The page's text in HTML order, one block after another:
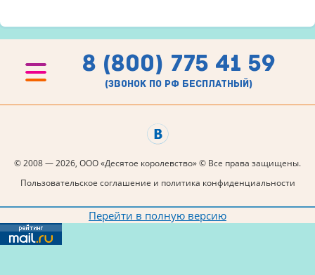
8 (800) 775 41 59
(звонок по рф бесплатный)
© 2008 — 2026, ООО «Десятое королевство» © Все права защищены.
Пользовательское соглашение и политика конфиденциальности
Перейти в полную версию